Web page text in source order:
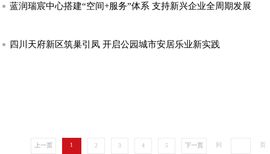
蓝润瑞宸中心搭建“空间+服务”体系 支持新兴企业全周期发展
四川天府新区筑巢引凤 开启公园城市安居乐业新实践
上一页 1 2 3 4 5 下一页 到 页